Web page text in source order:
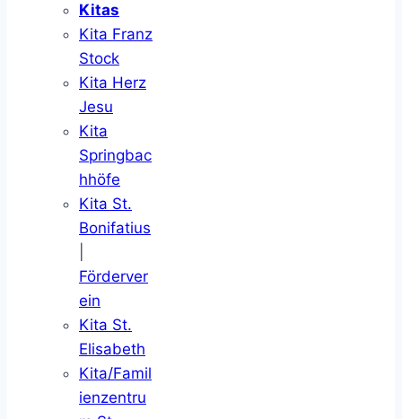
Kitas
Kita Franz
Stock
Kita Herz
Jesu
Kita
Springbac
hhöfe
Kita St.
Bonifatius
Förderver
ein
Kita St.
Elisabeth
Kita/Famil
ienzentru